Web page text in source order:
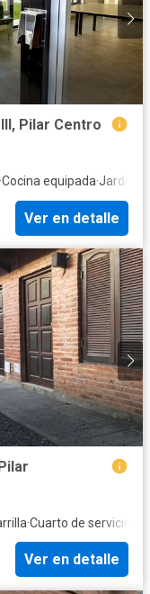
Pilar Centro
·Cocina equipada·Jardín
Ver en detalle
·Cuarto de servicio
Ver en detalle